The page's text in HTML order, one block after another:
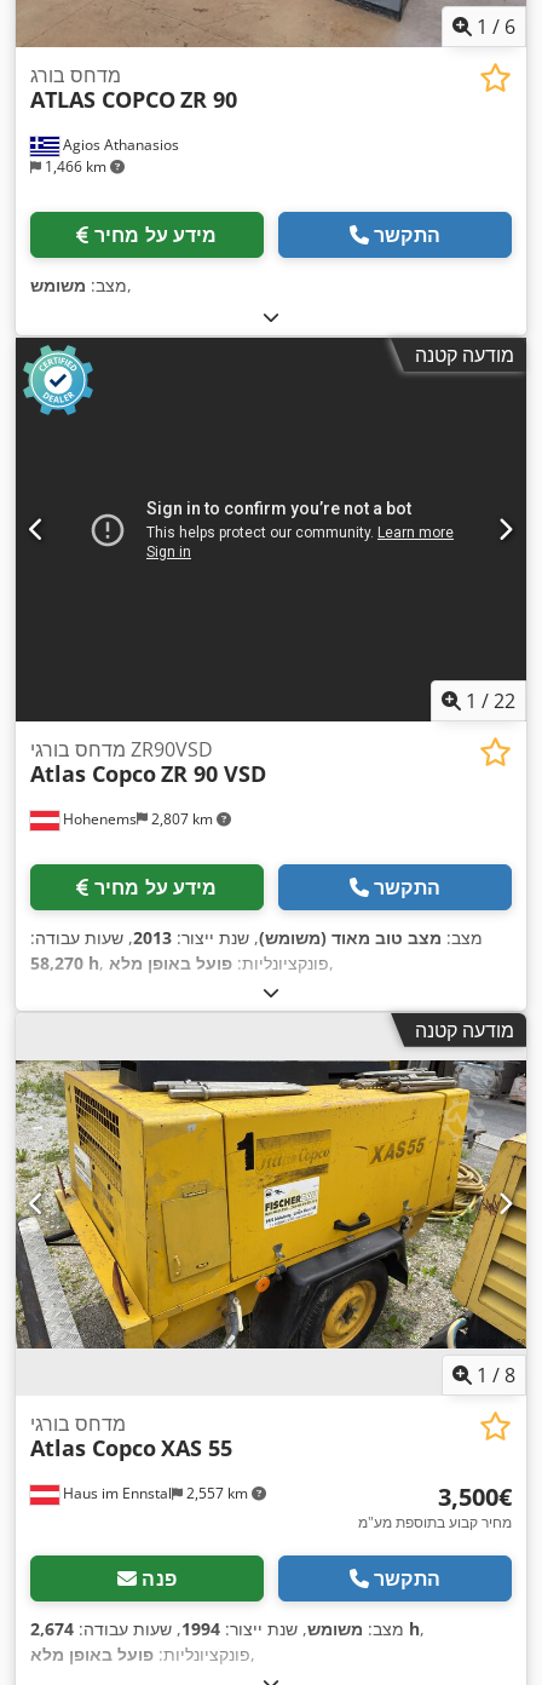
1 / 6
Agios Athanasios
1,466 km
מדחס בורג
ATLAS COPCOZR 90
מידע על מחיר התקשר
מצב: משומש ,
מודעה קטנה
1 /22
Hohenems 2,807 km
מדחס בורגי ZR90VSD
Atlas CopcoZR 90 VSD
מידע על מחיר התקשר
מצב: מצב טוב מאוד (משומש), שנת ייצור: 2013, שעות עבודה:
58,270 h
, פונקציונליות: פועל באופן מלא ,
מודעה קטנה
1 /8
Haus im Ennstal 2,557 km
מדחס בורגי
Atlas CopcoXAS 55
‏3,500 ‏€
מחיר קבוע בתוספת מע"מ
פנה התקשר
מצב: משומש, שנת ייצור: 1994, שעות עבודה: 2,674 h,
פונקציונליות: פועל באופן מלא ,